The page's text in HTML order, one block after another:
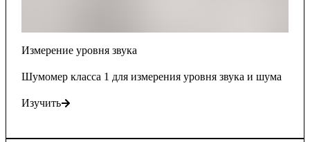
Измерение уровня звука
Шумомер класса 1 для измерения уровня звука и шума
Изучить